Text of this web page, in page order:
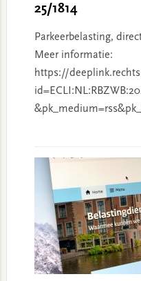
25/1814
Parkeerbelasting,
Meer informatie:
https://